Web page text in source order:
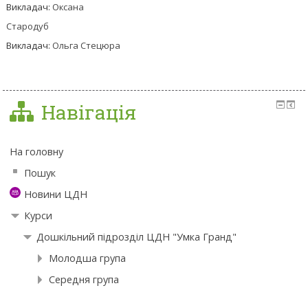
Викладач: Оксана
Стародуб
Викладач: Ольга Стецюра
Навігація
На головну
Пошук
Новини ЦДН
Курси
Дошкільний підрозділ ЦДН "Умка Гранд"
Молодша група
Середня група